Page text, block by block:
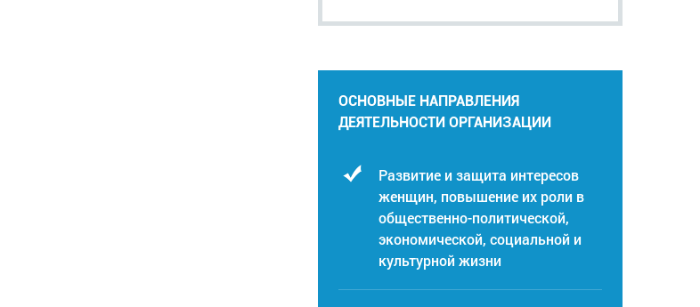
ОСНОВНЫЕ НАПРАВЛЕНИЯ
ДЕЯТЕЛЬНОСТИ ОРГАНИЗАЦИИ
Развитие и защита интересов
женщин, повышение их роли в
общественно-политической,
экономической, социальной и
культурной жизни